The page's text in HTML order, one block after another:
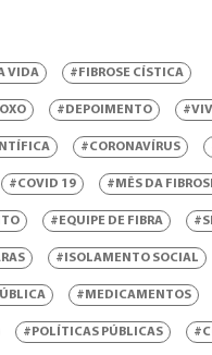
VIDA #FIBROSE CÍSTICA
#DEPOIMENTO
#CORONAVÍRUS
#COVID 19 #MÊS DA
#EQUIPE DE FIBRA
#ISOLAMENTO SOCIAL
#MEDICAMENTOS
#POLÍTICAS PÚBLICAS